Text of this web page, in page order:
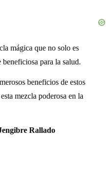
mágica que no solo es
para la salud.
beneficios de estos
mezcla poderosa en la
Rallado